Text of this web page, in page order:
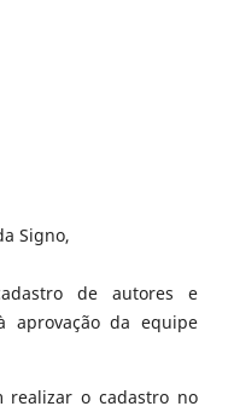
Signo,
de autores e
aprovação da equipe
realizar o cadastro no